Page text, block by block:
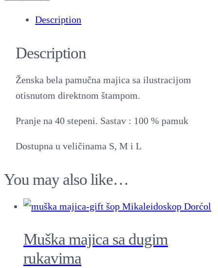
a
Description
Description
Ženska bela pamučna majica sa ilustracijom
otisnutom direktnom štampom.
Pranje na 40 stepeni. Sastav : 100 % pamuk
Dostupna u veličinama S, M i L
You may also like…
Muška majica sa dugim
rukavima